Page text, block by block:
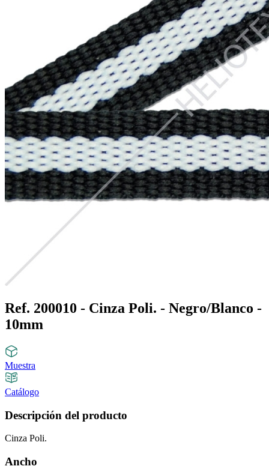
Ref. 200010 - Cinza Poli. - Negro/Blanco -
10mm
Muestra
Catálogo
Descripción del producto
Cinza Poli.
Ancho